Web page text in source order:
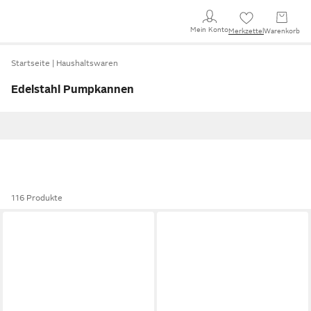
Mein KontoMerkzettel Warenkorb
Startseite Haushaltswaren
Edelstahl Pumpkannen
116 Produkte